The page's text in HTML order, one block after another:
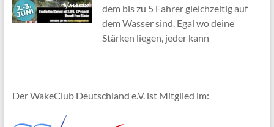
dem bis zu 5 Fahrer gleichzeitig auf
dem Wasser sind. Egal wo deine
Stärken liegen, jeder kann
Der WakeClub Deutschland e.V. ist Mitglied im: